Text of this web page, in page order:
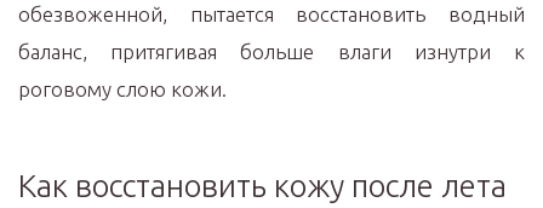
обезвоженной, пытается восстановить водный
баланс, притягивая больше влаги изнутри к
роговому слою кожи.
Как восстановить кожу после лета